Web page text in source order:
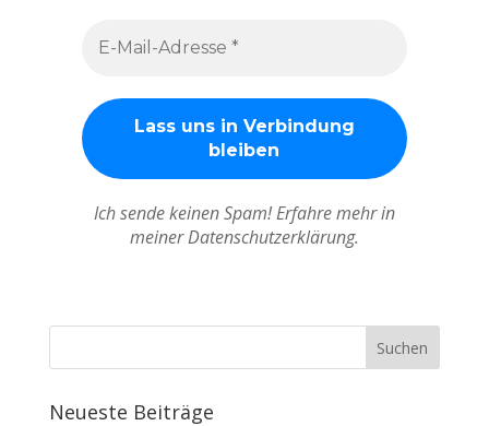
Ich sende keinen Spam! Erfahre mehr in
meiner Datenschutzerklärung.
Neueste Beiträge